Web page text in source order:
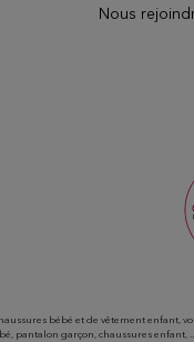
Nous
bébé et de vêtement
pantalon garçon, chaussures